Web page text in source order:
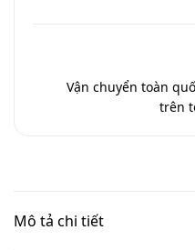
Vận chuyển toàn
trên
Mô tả chi tiết